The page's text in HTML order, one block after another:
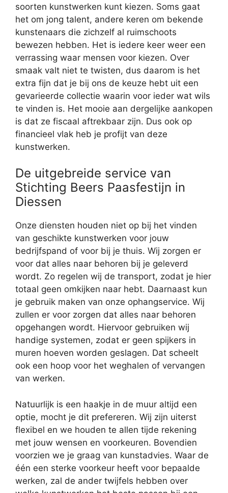
soorten kunstwerken kunt kiezen. Soms gaat
het om jong talent, andere keren om bekende
kunstenaars die zichzelf al ruimschoots
bewezen hebben. Het is iedere keer weer een
verrassing waar mensen voor kiezen. Over
smaak valt niet te twisten, dus daarom is het
extra fijn dat je bij ons de keuze hebt uit een
gevarieerde collectie waarin voor ieder wat wils
te vinden is. Het mooie aan dergelijke aankopen
is dat ze fiscaal aftrekbaar zijn. Dus ook op
financieel vlak heb je profijt van deze
kunstwerken.
De uitgebreide service van
Stichting Beers Paasfestijn in
Diessen
Onze diensten houden niet op bij het vinden
van geschikte kunstwerken voor jouw
bedrijfspand of voor bij je thuis. Wij zorgen er
voor dat alles naar behoren bij je geleverd
wordt. Zo regelen wij de transport, zodat je hier
totaal geen omkijken naar hebt. Daarnaast kun
je gebruik maken van onze ophangservice. Wij
zullen er voor zorgen dat alles naar behoren
opgehangen wordt. Hiervoor gebruiken wij
handige systemen, zodat er geen spijkers in
muren hoeven worden geslagen. Dat scheelt
ook een hoop voor het weghalen of vervangen
van werken.
Natuurlijk is een haakje in de muur altijd een
optie, mocht je dit prefereren. Wij zijn uiterst
flexibel en we houden te allen tijde rekening
met jouw wensen en voorkeuren. Bovendien
voorzien we je graag van kunstadvies. Waar de
één een sterke voorkeur heeft voor bepaalde
werken, zal de ander twijfels hebben over